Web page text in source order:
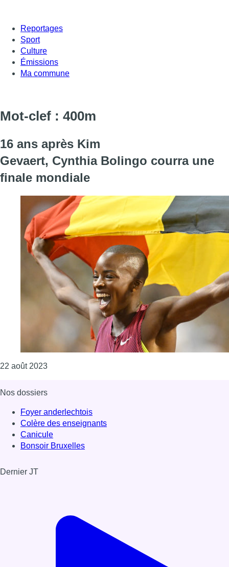
Reportages
Sport
Culture
Émissions
Ma commune
Mot-clef : 400m
16 ans après Kim
Gevaert, Cynthia Bolingo courra une
finale mondiale
22 août 2023Consulter l'article "16 ans après Kim Gevaert,
Nos dossiers
Foyer anderlechtois
Colère des enseignants
Canicule
Bonsoir Bruxelles
Dernier JT